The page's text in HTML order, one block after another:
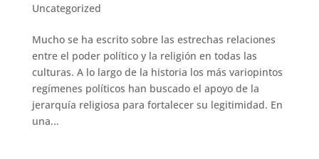
Uncategorized
Mucho se ha escrito sobre las estrechas relaciones
entre el poder político y la religión en todas las
culturas. A lo largo de la historia los más variopintos
regímenes políticos han buscado el apoyo de la
jerarquía religiosa para fortalecer su legitimidad. En
una...